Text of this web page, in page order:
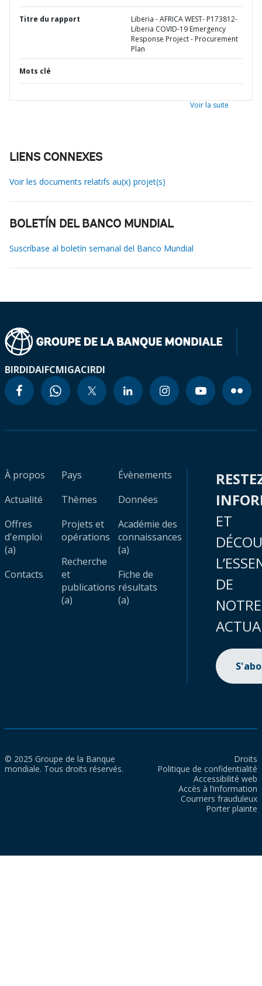
Titre du rapport
Liberia - AFRICA WEST- P173812-
Liberia COVID-19 Emergency
Response Project - Procurement
Plan
Mots clé
Voir la suite
LIENS CONNEXES
Voir les documents relatifs au(x) projet(s)
BOLETÍN DEL BANCO MUNDIAL
Suscríbase al boletín semanal del Banco Mundial
BIRDIDAIFCMIGACIRDI
À propos
Actualité
Offres
d'emploi
(a)
Contacts
Pays
Thèmes
Projets et
opérations
Recherche
et
publications
(a)
Évènements
Données
Académie des
connaissances
(a)
Fiche de
résultats
(a)
ET
DE
NOTRE
© 2025 Groupe de la Banque
mondiale. Tous droits réservés.
Droits
Politique de confidentialité
Accessibilité web
Accès à l’information
Courriers frauduleux
Porter plainte